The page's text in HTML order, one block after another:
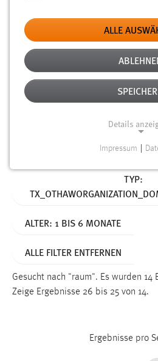
Typ
Erstellungsdatum
Alter
TYP:
ALTER: 1 BIS 6 MONATE
ALLE FILTER ENTFERNEN
Gesucht nach "raum". Es wurden 14
Zeige Ergebnisse 26 bis 25 von 14.
Ergebnisse pro
ALLE
Details
Notwendige Cookies
Funktionen und sind für die
cookie_consent
Zweck:
Cookie Laufzeit:
Impressum